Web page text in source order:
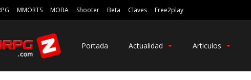
MMORTS MOBA Shooter Beta Claves Free2play
Portada Actualidad Articulos